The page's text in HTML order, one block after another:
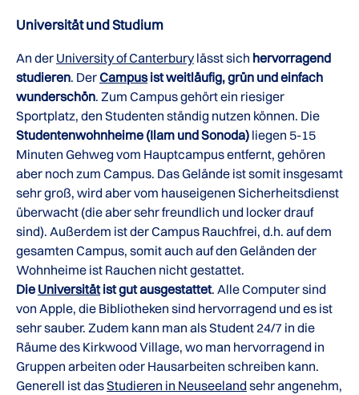
Universität und Studium
An der University of Canterburylässt sich hervorragend
studieren. DerCampusist weitläufig, grün und einfach
wunderschön. Zum Campus gehört ein riesiger
Sportplatz, den Studenten ständig nutzen können. Die
Studentenwohnheime (Ilam und Sonoda) liegen 5-15
Minuten Gehweg vom Hauptcampus entfernt, gehören
aber noch zum Campus. Das Gelände ist somit insgesamt
sehr groß, wird aber vom hauseigenen Sicherheitsdienst
überwacht (die aber sehr freundlich und locker drauf
sind). Außerdem ist der Campus Rauchfrei, d.h. auf dem
gesamten Campus, somit auch auf den Geländen der
Wohnheime ist Rauchen nicht gestattet.
Die Universitätist gut ausgestattet. Alle Computer sind
von Apple, die Bibliotheken sind hervorragend und es ist
sehr sauber. Zudem kann man als Student 24/7 in die
Räume des Kirkwood Village, wo man hervorragend in
Gruppen arbeiten oder Hausarbeiten schreiben kann.
Generell ist dasStudieren in Neuseeland sehr angenehm,